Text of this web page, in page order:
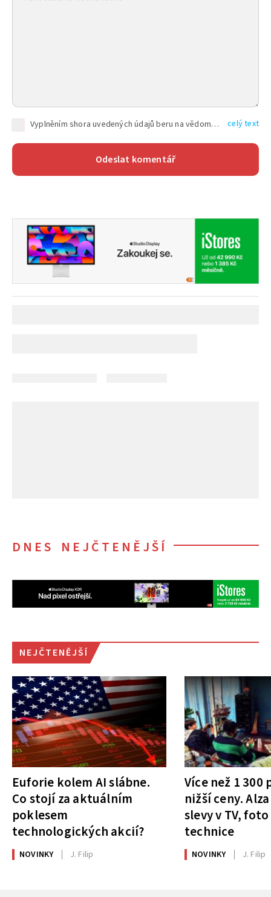
Vyplněním shora uvedených údajů beru na vědomí, že společnost TEXT FACTORY s.r.o., sídlem Brno, Durďákova 336/29, Černá Pole, PSČ: 613 00, IČ: 06157831, zapsané u Krajského soudu v Brně, oddíl C, vložka 100399, bude zpracovávat mé osobní údaje uvedené v rámci mnou vyplněného registračního formuláře na základě oprávněných zájmů TEXT FACTORY s.r.o. dle čl. 6 odst. 1 písm. f) GDPR a pro splnění právních povinností (čl. 6 odst. 1 písm. c) GDPR), a to pro tyto účely: nezbytnost zajistit oprávnění návštěvníka webových stránek provozovaných společností TEXT FACTORY s.r.o. přispívat aktivně ke zveřejněným článkům nebo v rámci diskusních fór a výkon práv TEXT FACTORY s.r.o. jako administrátora těchto diskusních fór. Více informací o zpracování osobních údajů a právech lze nalézt v celý text
DNES NEJČTENĚJŠÍ
NEJČTENĚJŠÍ
Euforie kolem AI slábne.
Co stojí za aktuálním
poklesem
technologických akcií?
NOVINKY J. Filip
Více než 1
nižší ceny.
slevy v TV,
technice
NOVINKY J. Filip